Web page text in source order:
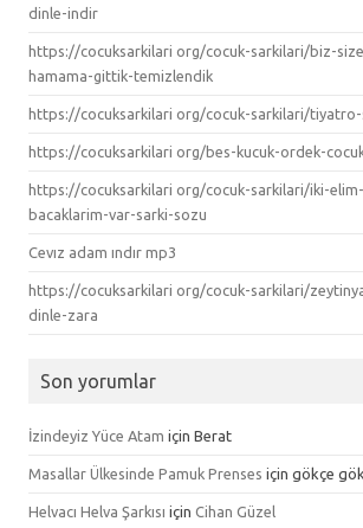
dinle-indir
https://cocuksarkilari org/cocuk-sarkilari/biz-
hamama-gittik-temizlendik
https://cocuksarkilari org/cocuk-sarkilari/tiyatro-
https://cocuksarkilari org/bes-kucuk-ordek-
https://cocuksarkilari org/cocuk-sarkilari/iki-
bacaklarim-var-sarki-sozu
Cevız adam ındır mp3
https://cocuksarkilari org/cocuk-sarkilari/
dinle-zara
Son yorumlar
İzindeyiz Yüce Atam için Berat
Masallar Ülkesinde Pamuk Prenses için gökçe
Helvacı Helva Şarkısı için Cihan Güzel